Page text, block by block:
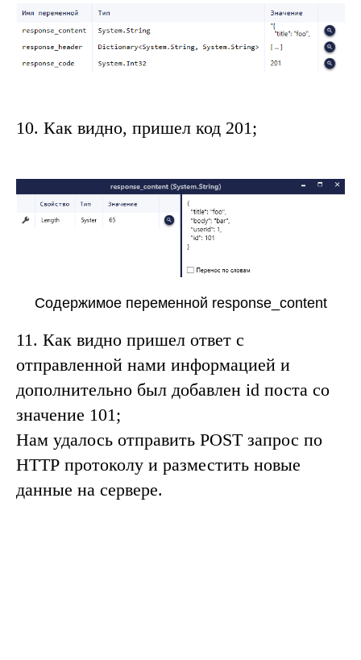
10. Как видно, пришел код 201;
Содержимое переменной response_content
11. Как видно пришел ответ с
отправленной нами информацией и
дополнительно был добавлен id поста со
значение 101 ;
Нам удалось отправить POST запрос по
HTTP протоколу и разместить новые
данные на сервере.